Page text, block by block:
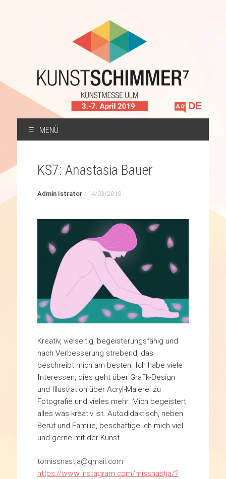
Sprache
auswählen
MENÜ
SPRINGEN
KS7: Anastasia Bauer
Admin Istrator/ 14/03/2019
Kreativ, vielseitig, begeisterungsfähig und
nach Verbesserung strebend, das
beschreibt mich am besten. Ich habe viele
Interessen, dies geht über Grafik-Design
und Illustration über Acryl-Malerei zu
Fotografie und vieles mehr. Mich begeistert
alles was kreativ ist. Autodidaktisch, neben
Beruf und Familie, beschäftige ich mich viel
und gerne mit der Kunst.
tomissnastja@gmail.com
https://www.instagram.com/missnastja/?